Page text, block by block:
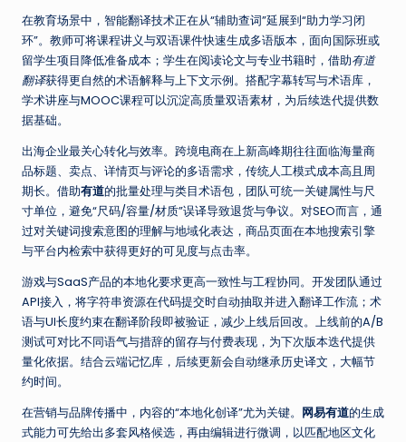
在教育场景中，智能翻译技术正在从“辅助查词”延展到“助力学习闭
环”。教师可将课程讲义与双语课件快速生成多语版本，面向国际班或
留学生项目降低准备成本；学生在阅读论文与专业书籍时，借助有道
翻译获得更自然的术语解释与上下文示例。搭配字幕转写与术语库，
学术讲座与MOOC课程可以沉淀高质量双语素材，为后续迭代提供数
据基础。
出海企业最关心转化与效率。跨境电商在上新高峰期往往面临海量商
品标题、卖点、详情页与评论的多语需求，传统人工模式成本高且周
期长。借助有道的批量处理与类目术语包，团队可统一关键属性与尺
寸单位，避免“尺码/容量/材质”误译导致退货与争议。对SEO而言，通
过对关键词搜索意图的理解与地域化表达，商品页面在本地搜索引擎
与平台内检索中获得更好的可见度与点击率。
游戏与SaaS产品的本地化要求更高一致性与工程协同。开发团队通过
API接入，将字符串资源在代码提交时自动抽取并进入翻译工作流；术
语与UI长度约束在翻译阶段即被验证，减少上线后回改。上线前的A/B
测试可对比不同语气与措辞的留存与付费表现，为下次版本迭代提供
量化依据。结合云端记忆库，后续更新会自动继承历史译文，大幅节
约时间。
在营销与品牌传播中，内容的“本地化创译”尤为关键。 网易有道的生成
式能力可先给出多套风格候选，再由编辑进行微调，以匹配地区文化